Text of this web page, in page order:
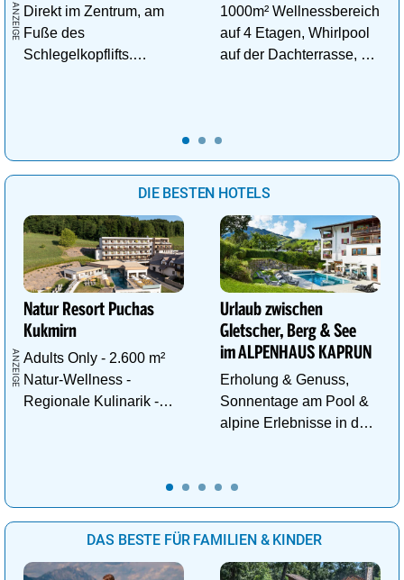
Direkt im Zentrum, am
Fuße des
Schlegelkopflifts.
1000m² Wellnessbereich
auf 4 Etagen, Whirlpool
auf der Dachterrasse, 4
DIE BESTEN HOTELS
Natur Resort Puchas
Kukmirn
Adults Only - 2.600 m²
Natur-Wellness -
Regionale Kulinarik -
Urlaub zwischen
Gletscher, Berg & See
im ALPENHAUS KAPRUN
Erholung & Genuss,
Sonnentage am Pool &
alpine Erlebnisse in den
DAS BESTE FÜR FAMILIEN & KINDER